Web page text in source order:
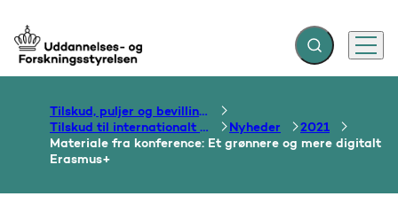
Gå til forsiden Fold søgefelt ud
Menu
Tilskud, puljer og bevillinger
Tilskud til internationalt samarbejde om uddannelse
Nyheder
2021
Materiale fra konference: Et grønnere og mere digitalt
Erasmus+